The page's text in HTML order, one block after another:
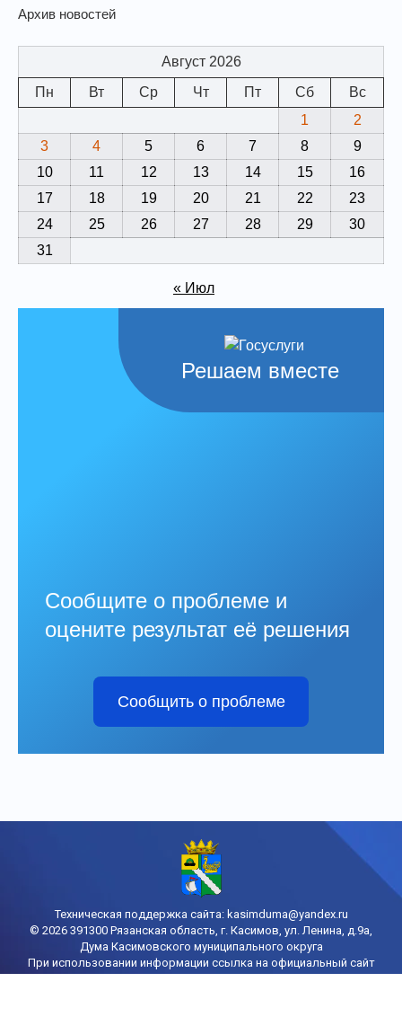
Архив новостей
Август 2026
Пн
Вт Ср Чт Пт Сб
Вс
1
2
3
4 5 6 7 8
9
10
11 12 13 14 15
16
17
18 19 20 21 22
23
24
25 26 27 28 29
30
31
« Июл
Решаем вместе
Сообщите о проблеме и
оцените результат её решения
Сообщить о проблеме
Техническая поддержка сайта: kasimduma@yandex.ru
© 2026 391300 Рязанская область, г. Касимов, ул. Ленина, д.9а,
Дума Касимовского муниципального округа
При использовании информации ссылка на официальный сайт
городской Думы Касимова обязательна